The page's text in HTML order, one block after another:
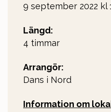
9 september 2022 kl
Längd:
4 timmar
Arrangör:
Dans i Nord
Information om